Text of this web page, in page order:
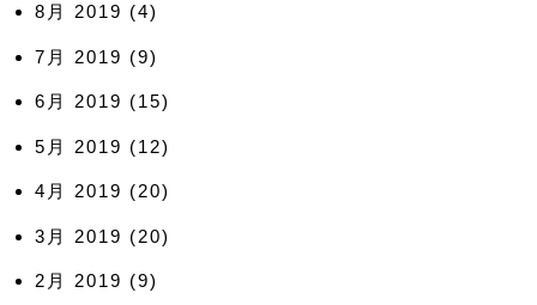
8月 2019 (4)
7月 2019 (9)
6月 2019 (15)
5月 2019 (12)
4月 2019 (20)
3月 2019 (20)
2月 2019 (9)